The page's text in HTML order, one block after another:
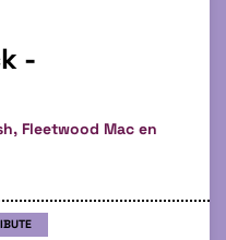
-
Fleetwood Mac en